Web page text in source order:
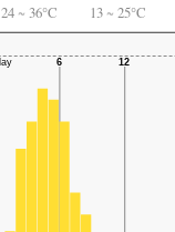
24 ~ 36°C 13 ~ 25°C